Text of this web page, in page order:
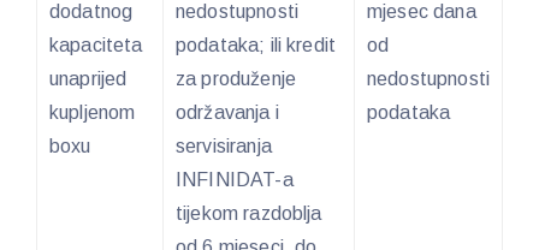
dodatnog
kapaciteta
unaprijed
kupljenom
boxu
nedostupnosti
podataka; ili kredit
za produženje
održavanja i
servisiranja
INFINIDAT-a
tijekom razdoblja
mjesec dana
od
nedostupnosti
podataka